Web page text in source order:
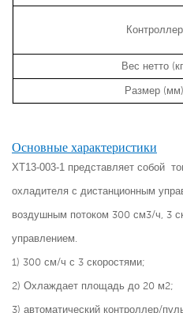
Контроллер
Вес нетто
Размер (мм)
Основные характеристики
XT13-003-1 представляет собой
охладителя с дистанционным
воздушным потоком 300 см3/ч, 3
управлением.
1) 300 см/ч с 3 скоростями;
2) Охлаждает площадь до 20 м2;
3) автоматический контроллер/